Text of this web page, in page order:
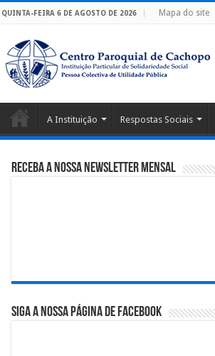
QUINTA-FEIRA 6 DE AGOSTO DE 2026 Mapa do site
A Instituição Respostas Sociais
Receba a nossa Newsletter Mensal
Siga a nossa página de Facebook